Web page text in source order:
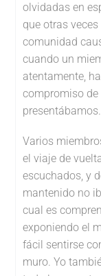
olvidadas en
que otras
comunidad
cuando un
atentamente,
compromiso de
presentábamos.
Varios
el viaje de
escuchados, y
mantenido no
cual es
exponiendo el
fácil sentirse
muro. Yo